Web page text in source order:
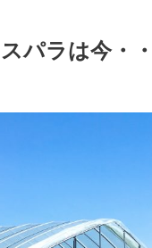
パラは今・・